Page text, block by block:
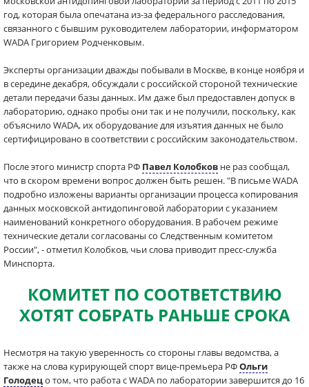
год, которая была опечатана из-за федерального расследования,
связанного с бывшим руководителем лаборатории, информатором
WADA Григорием Родченковым.
Эксперты организации дважды побывали в Москве, в конце ноября и
в середине декабря, обсуждали с российской стороной технические
детали передачи базы данных. Им даже был предоставлен допуск в
лабораторию, однако пробы они так и не получили, поскольку, как
объяснило WADA, их оборудование для изъятия данных не было
сертифицировано в соответствии с российским законодательством.
После этого министр спорта РФ Павел Колобков не раз сообщал,
что в скором времени вопрос должен быть решен. "В письме WADA
подробно изложены варианты организации процесса копирования
данных московской антидопинговой лаборатории с указанием
наименований конкретного оборудования. В рабочем режиме
технические детали согласованы со Следственным комитетом
России", - отметил Колобков, чьи слова приводит пресс-служба
Минспорта.
КОМИТЕТ ПО СООТВЕТСТВИЮ
ХОТЯТ СОБРАТЬ РАНЬШЕ СРОКА
Несмотря на такую уверенность со стороны главы ведомства, а
также на слова курирующей спорт вице-премьера РФОльги
Голодецо том, что работа с WADA по лаборатории завершится до 16